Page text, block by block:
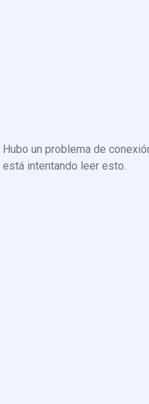
Hubo un problema de
está intentando leer esto.